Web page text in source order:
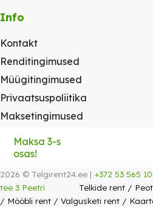
Info
Kontakt
Renditingimused
Müügitingimused
Privaatsuspoliitika
Maksetingimused
Maksa 3-s
osas!
2026 © Telgirent24.ee | +372 53 565
tee 3 Peetri
Telkide rent /
/ Mööbli rent / Valgusketi rent /